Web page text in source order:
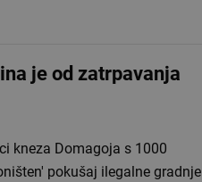
je od zatrpavanja
kneza Domagoja s 1000
pokušaj ilegalne gradnje